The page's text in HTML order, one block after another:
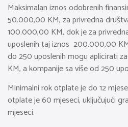
Maksimalan iznos odobrenih
50.000,00 KM, za privredna
100.000,00 KM, dok je za
uposlenih taj iznos 200.000,00
do 250 uposlenih mogu aplicirati
KM, a kompanije sa više od 250
Minimalni rok otplate je do 12
otplate je 60 mjeseci, uključujući
mjeseci.